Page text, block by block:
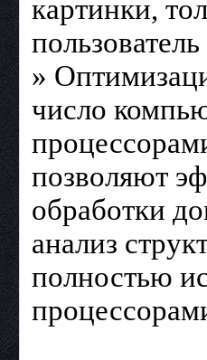
картинки,
»
число
позволяют
обработки
анализ
полностью